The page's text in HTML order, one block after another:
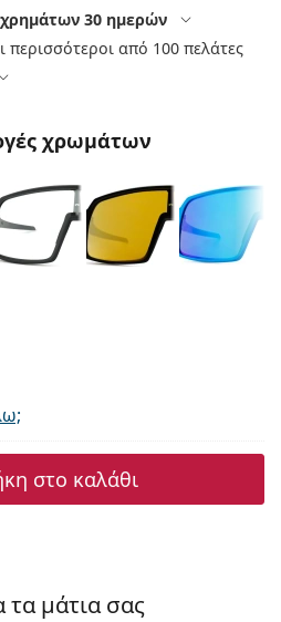
30 ημερών
από 100 πελάτες
χρωμάτων
παράμετρους
στο καλάθι
τα μάτια σας